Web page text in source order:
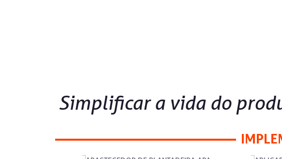
Simplificar a vida do